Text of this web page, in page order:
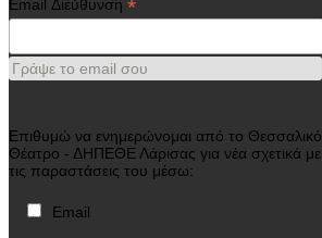
Email Διεύθυνση *
Γράψε το email σου
Επιθυμώ να ενημερώνομαι από το Θεσσαλικό
Θέατρο - ΔΗΠΕΘΕ Λάρισας για νέα σχετικά με
τις παραστάσεις του μέσω:
Email